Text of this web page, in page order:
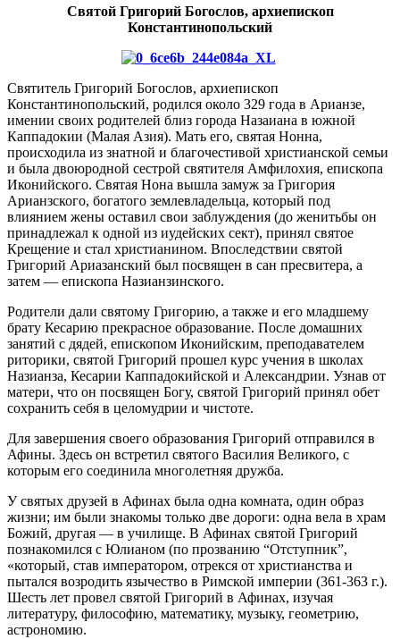
Святой Григорий Богослов, архиепископ
Константинопольский
Святитель Григорий Богослов, архиепископ
Константинопольский, родился около 329 года в Арианзе,
имении своих родителей близ города Назаиана в южной
Каппадокии (Малая Азия). Мать его, святая Нонна,
происходила из знатной и благочестивой христианской семьи
и была двоюродной сестрой святителя Амфилохия, епископа
Иконийского. Святая Нона вышла замуж за Григория
Арианзского, богатого землевладельца, который под
влиянием жены оставил свои заблуждения (до женитьбы он
принадлежал к одной из иудейских сект), принял святое
Крещение и стал христианином. Впоследствии святой
Григорий Ариазанский был посвящен в сан пресвитера, а
затем — епископа Назианзинского.
Родители дали святому Григорию, а также и его младшему
брату Кесарию прекрасное образование. После домашних
занятий с дядей, епископом Иконийским, преподавателем
риторики, святой Григорий прошел курс учения в школах
Назианза, Кесарии Каппадокийской и Александрии. Узнав от
матери, что он посвящен Богу, святой Григорий принял обет
сохранить себя в целомудрии и чистоте.
Для завершения своего образования Григорий отправился в
Афины. Здесь он встретил святого Василия Великого, с
которым его соединила многолетняя дружба.
У святых друзей в Афинах была одна комната, один образ
жизни; им были знакомы только две дороги: одна вела в храм
Божий, другая — в училище. В Афинах святой Григорий
познакомился с Юлианом (по прозванию “Отступник”,
«который, став императором, отрекся от христианства и
пытался возродить язычество в Римской империи (361-363 г.).
Шесть лет провел святой Григорий в Афинах, изучая
литературу, философию, математику, музыку, геометрию,
астрономию.